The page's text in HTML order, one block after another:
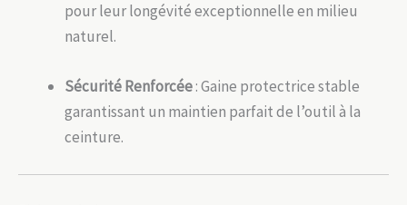
pour leur longévité exceptionnelle en milieu
naturel.
Sécurité Renforcée: Gaine protectrice stable
garantissant un maintien parfait de l’outil à la
ceinture.